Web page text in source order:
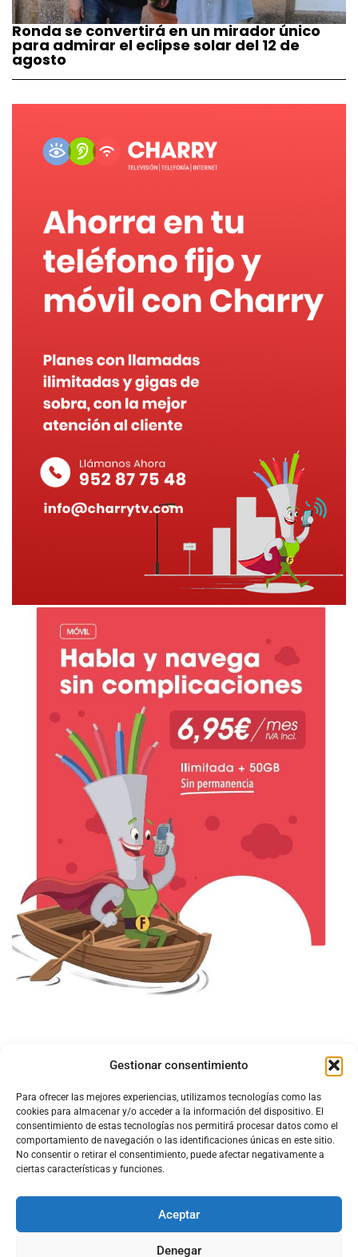
Gestionar consentimiento
Para ofrecer las mejores experiencias, utilizamos tecnologías como las
cookies para almacenar y/o acceder a la información del dispositivo. El
consentimiento de estas tecnologías nos permitirá procesar datos como el
comportamiento de navegación o las identificaciones únicas en este sitio.
No consentir o retirar el consentimiento, puede afectar negativamente a
ciertas características y funciones.
Aceptar
Denegar
Ronda se convertirá en un mirador único
para admirar el eclipse solar del 12 de
agosto